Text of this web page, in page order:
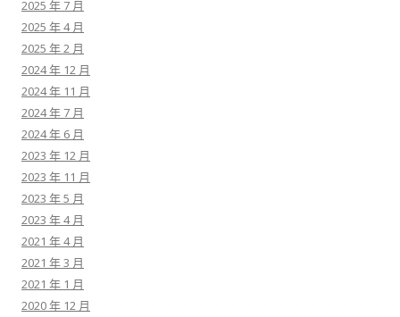
2025 年 7 月
2025 年 4 月
2025 年 2 月
2024 年 12 月
2024 年 11 月
2024 年 7 月
2024 年 6 月
2023 年 12 月
2023 年 11 月
2023 年 5 月
2023 年 4 月
2021 年 4 月
2021 年 3 月
2021 年 1 月
2020 年 12 月